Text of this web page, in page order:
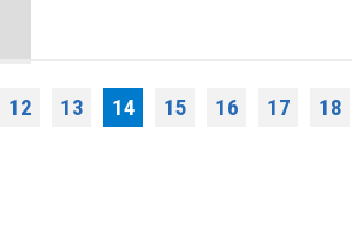
12 13 14 15 16 17 18